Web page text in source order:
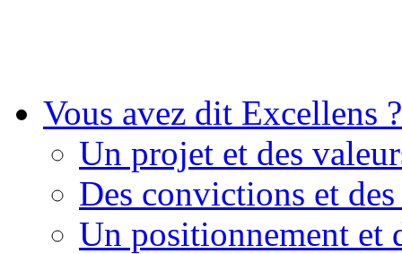
Vous avez dit Excellens ?
Un projet et des
Des convictions et des
Un positionnement et